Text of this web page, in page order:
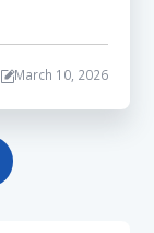
March 10, 2026